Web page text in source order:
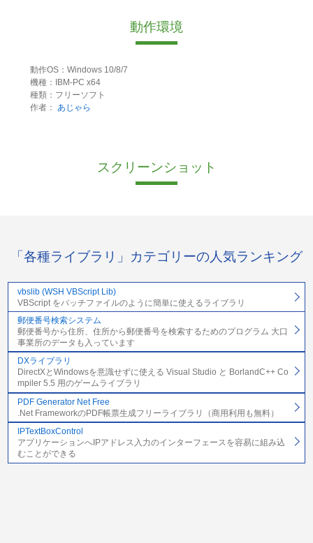
動作環境
動作OS：Windows 10/8/7
機種：IBM-PC x64
種類：フリーソフト
作者： あじゃら
スクリーンショット
「各種ライブラリ」カテゴリーの人気ランキング
vbslib (WSH VBScript Lib)
VBScript をバッチファイルのように簡単に使えるライブラリ
郵便番号検索システム
郵便番号から住所、住所から郵便番号を検索するためのプログラム 大口
事業所のデータも入っています
DXライブラリ
DirectXとWindowsを意識せずに使える Visual Studio と BorlandC++ Co
mpiler 5.5 用のゲームライブラリ
PDF Generator Net Free
.Net FrameworkのPDF帳票生成フリーライブラリ（商用利用も無料）
IPTextBoxControl
アプリケーションへIPアドレス入力のインターフェースを容易に組み込
むことができる